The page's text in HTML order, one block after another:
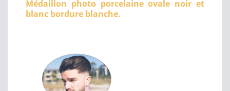
Médaillon photo porcelaine ovale noir et
blanc bordure blanche.